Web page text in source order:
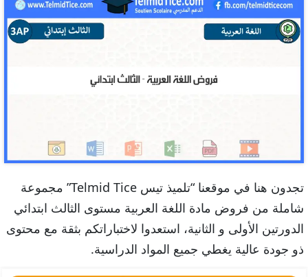
تجدون هنا في موقعنا “تلميذ تيس Telmid Tice” مجموعة
شاملة من فروض مادة اللغة العربية مستوى الثالث ابتدائي
الدورتين الأولى و الثانية، استعدوا لاختباراتكم بثقة مع محتوى
ذو جودة عالية يغطي جميع المواد الدراسية.